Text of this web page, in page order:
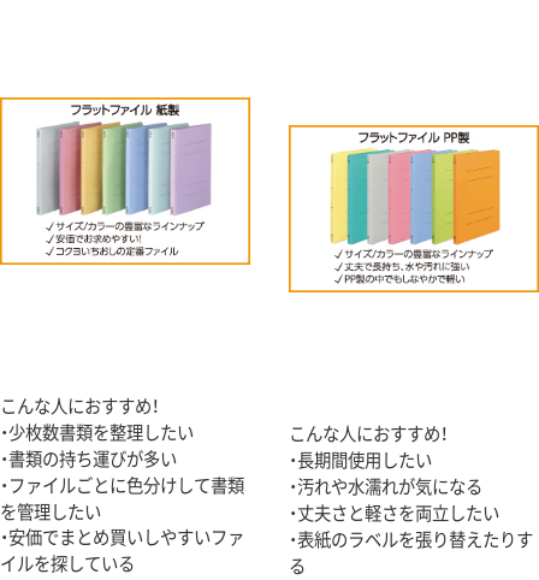
こんな人におすすめ！
・少枚数書類を整理したい
・書類の持ち運びが多い
・ファイルごとに色分けして書類
を管理したい
・安価でまとめ買いしやすいファ
イルを探している
こんな人におすすめ！
・長期間使用したい
・汚れや水濡れが気になる
・丈夫さと軽さを両立したい
・表紙のラベルを張り替えたりす
る